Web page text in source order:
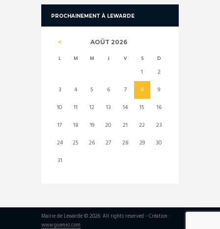
PROCHAINEMENT À LEWARDE
AOÛT 2026
L M M J V S D
1
2
3
4 5 6 7 8
9
10
11 12 13 14 15
16
17
18 19 20 21 22
23
24
25 26 27 28 29
30
31
Mairie de Lewarde © 2026. All rights reserved - Création :
www.guenez.com